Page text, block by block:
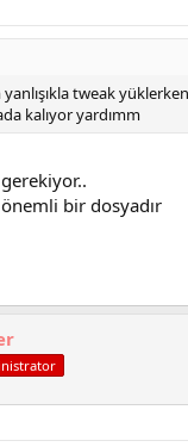
tweak
kalıyor yardımm
bir dosyadır